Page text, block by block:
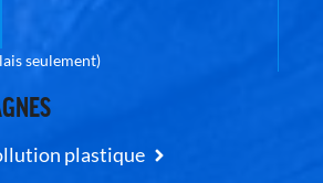
seulement)
plastique